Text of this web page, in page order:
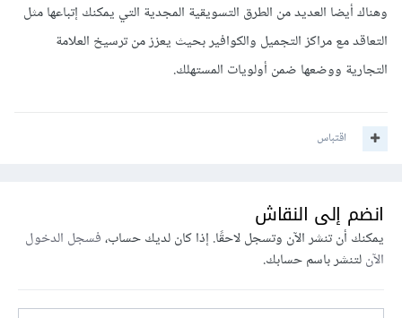
وهناك أيضا العديد من الطرق التسويقية المجدية التي يمكنك إتباعها مثل
التعاقد مع مراكز التجميل والكوافير بحيث يعزز من ترسيخ العلامة
التجارية ووضعها ضمن أولويات المستهلك.
اقتباس
انضم إلى النقاش
يمكنك أن تنشر الآن وتسجل لاحقًا. إذا كان لديك حساب،فسجل الدخول
الآنلتنشر باسم حسابك.